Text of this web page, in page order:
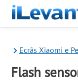
Ecrãs Xiaomi e
Flash